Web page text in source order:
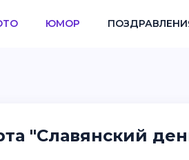
ЮМОР
"Славянский